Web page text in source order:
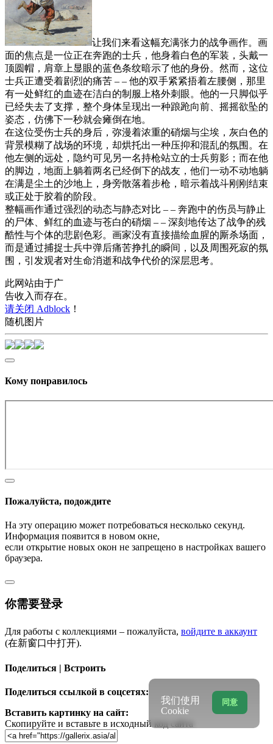
让我们来看这幅充满张力的战争画作。画
面的焦点是一位正在奔跑的士兵，他身着白色的军装，头戴一
顶圆帽，肩章上显眼的蓝色条纹暗示了他的身份。然而，这位
士兵正遭受着剧烈的痛苦 – – 他的双手紧紧捂着左腰侧，那里
有一处鲜红的血迹在洁白的制服上格外刺眼。他的一只脚似乎
已经失去了支撑，整个身体呈现出一种踉跄向前、摇摇欲坠的
姿态，仿佛下一秒就会瘫倒在地。
在这位受伤士兵的身后，弥漫着浓重的硝烟与尘埃，灰白色的
背景模糊了战场的环境，却烘托出一种压抑和混乱的氛围。在
他左侧的远处，隐约可见另一名持枪站立的士兵剪影；而在他
的脚边，地面上躺着两名已经倒下的战友，他们一动不动地躺
在满是尘土的沙地上，身旁散落着步枪，暗示着战斗刚刚结束
或正处于胶着的阶段。
整幅画作通过强烈的动态与静态对比 – – 奔跑中的伤员与静止
的尸体、鲜红的血迹与苍白的硝烟 – – 深刻地传达了战争的残
酷性与个体的悲剧色彩。画家没有直接描绘血腥的厮杀场面，
而是通过捕捉士兵中弹后痛苦挣扎的瞬间，以及周围死寂的氛
围，引发观者对生命消逝和战争代价的深层思考。
此网站由于广
告收入而存在。
请关闭 Adblock ！
随机图片
Кому понравилось
Пожалуйста, подождите
На эту операцию может потребоваться несколько секунд.
Информация появится в новом окне,
если открытие новых окон не запрещено в настройках вашего
браузера.
你需要登录
Для работы с коллекциями – пожалуйста, войдите в аккаунт
(在新窗口中打开).
Поделиться | Встроить
Поделиться ссылкой в соцсетях:
Вставить картинку на сайт:
Скопируйте и вставьте в исходный код сайта
同意
我们使用
Cookie